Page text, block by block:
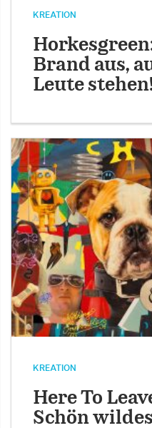
KREATION
Brand aus,
Leute
KREATION
Here To
Schön